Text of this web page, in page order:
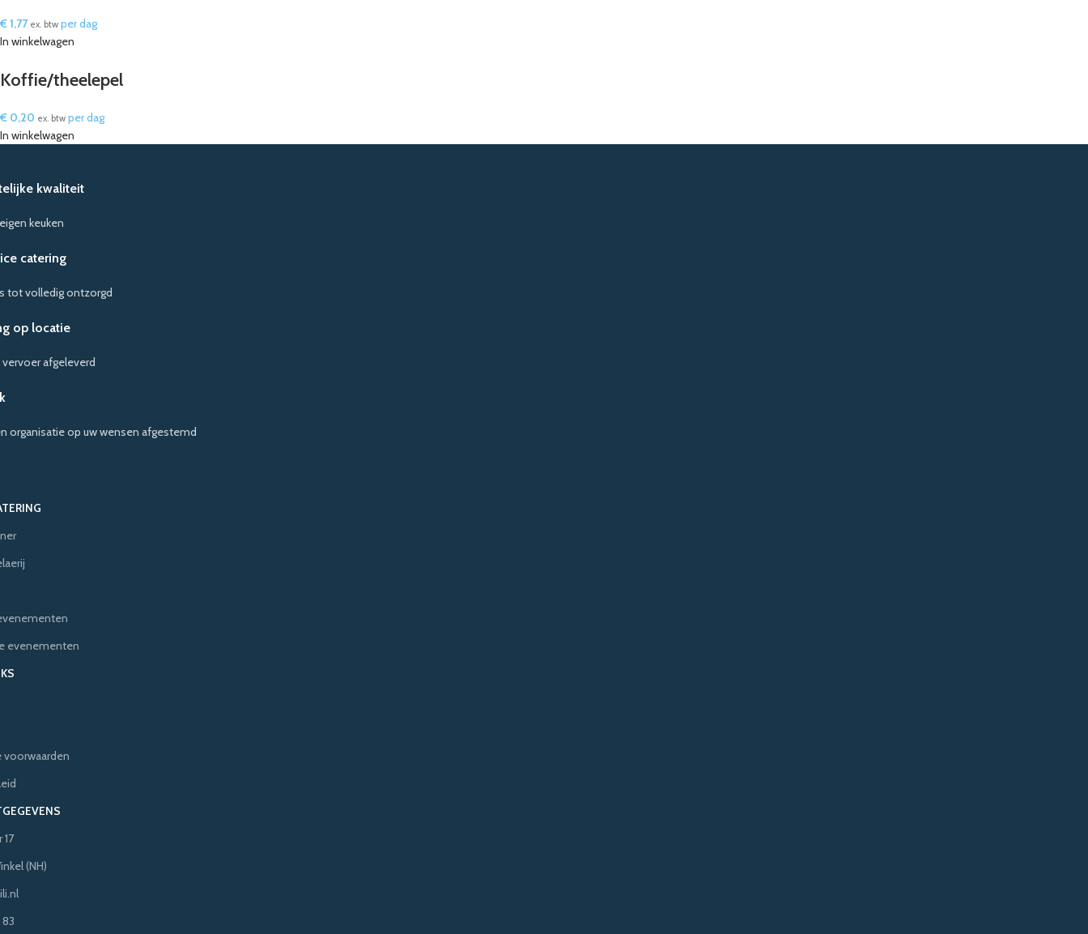
€1,77 ex. btw per dag
In winkelwagen
Koffie/theelepel
€ 0,20 ex. btw per dag
In winkelwagen
kwaliteit
keuken
catering
tot volledig ontzorgd
op locatie
afgeleverd
organisatie op uw wensen afgestemd
evenementen
voorwaarden
(NH)
83